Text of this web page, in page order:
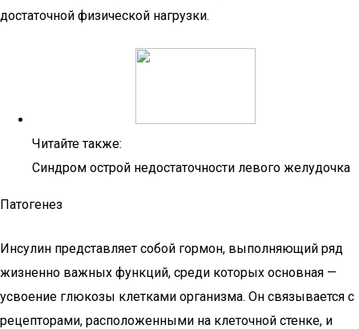
достаточной физической нагрузки.
Читайте также:
Синдром острой недостаточности левого желудочка
Патогенез
Инсулин представляет собой гормон, выполняющий ряд
жизненно важных функций, среди которых основная —
усвоение глюкозы клетками организма. Он связывается с
рецепторами, расположенными на клеточной стенке, и